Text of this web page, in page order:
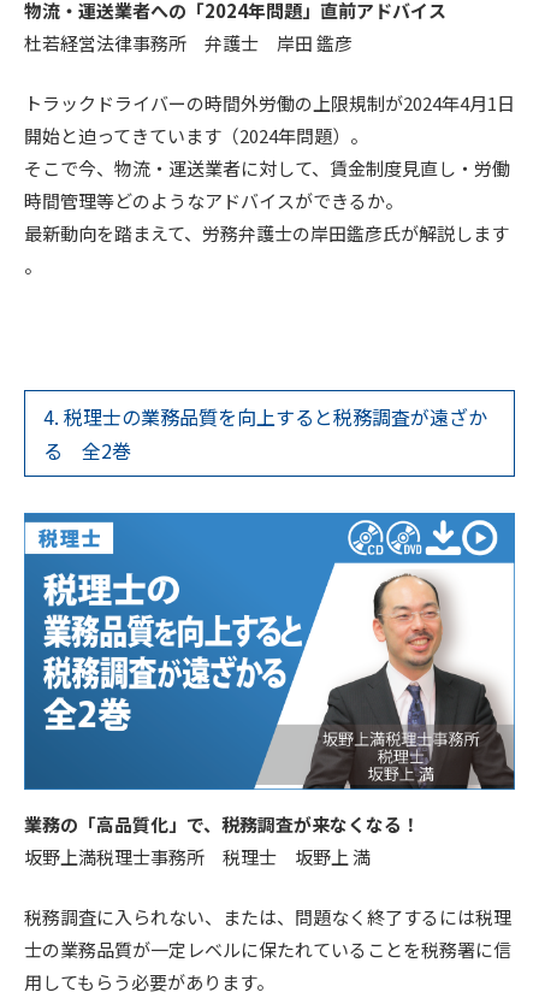
物流・運送業者への「2024年問題」直前アドバイス
杜若経営法律事務所 弁護士 岸田 鑑彦
トラックドライバーの時間外労働の上限規制が2024年4月1日
開始と迫ってきています（2024年問題）。
そこで今、物流・運送業者に対して、賃金制度見直し・労働
時間管理等どのようなアドバイスができるか。
最新動向を踏まえて、労務弁護士の岸田鑑彦氏が解説します
。
4. 税理士の業務品質を向上すると税務調査が遠ざか
る 全2巻
業務の「高品質化」で、税務調査が来なくなる！
坂野上満税理士事務所 税理士 坂野上 満
税務調査に入られない、または、問題なく終了するには税理
士の業務品質が一定レベルに保たれていることを税務署に信
用してもらう必要があります。